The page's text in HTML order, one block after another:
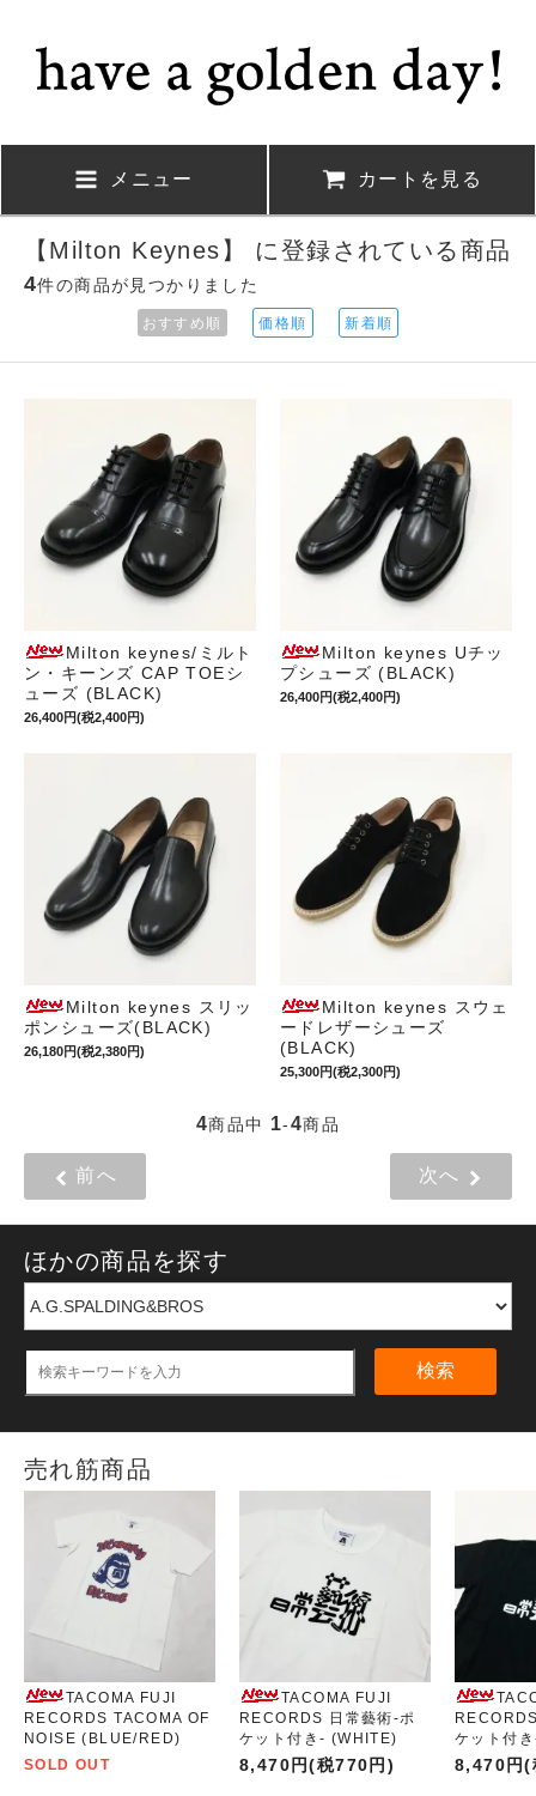
メニュー カートを見る
【Milton Keynes】 に登録されている商品
4件の商品が見つかりました
おすすめ順 価格順 新着順
Milton keynes/ミルト
ン・キーンズ CAP TOEシ
ューズ (BLACK)
26,400円(税2,400円)
Milton keynes Uチッ
プシューズ (BLACK)
26,400円(税2,400円)
Milton keynes スリッ
ポンシューズ(BLACK)
26,180円(税2,380円)
Milton keynes スウェ
ードレザーシューズ
(BLACK)
25,300円(税2,300円)
4商品中 1-4商品
前へ 次へ
ほかの商品を探す
検索
売れ筋商品
TACOMA FUJI
RECORDS TACOMA OF
NOISE (BLUE/RED)
SOLD OUT
TACOMA FUJI
RECORDS 日常藝術-ポ
ケット付き- (WHITE)
8,470円(税770円)
ケット付
8,470円(